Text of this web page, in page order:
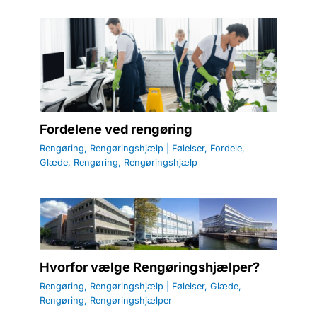
Fordelene ved rengøring
Rengøring, Rengøringshjælp Følelser, Fordele,
Glæde, Rengøring, Rengøringshjælp
Hvorfor vælge Rengøringshjælper?
Rengøring, Rengøringshjælp Følelser,Glæde,
Rengøring, Rengøringshjælper